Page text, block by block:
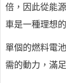
倍，因此從能
車是一種理想
單個的燃料電
需的動力，滿